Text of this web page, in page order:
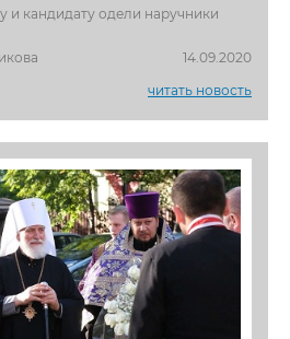
и кандидату одели наручники
14.09.2020
читать новость